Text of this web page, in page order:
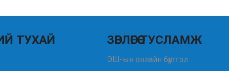
ТУХАЙ ЗӨВЛӨГӨӨ ТУСЛАМЖ
ЭШ-ын онлайн бүртгэл